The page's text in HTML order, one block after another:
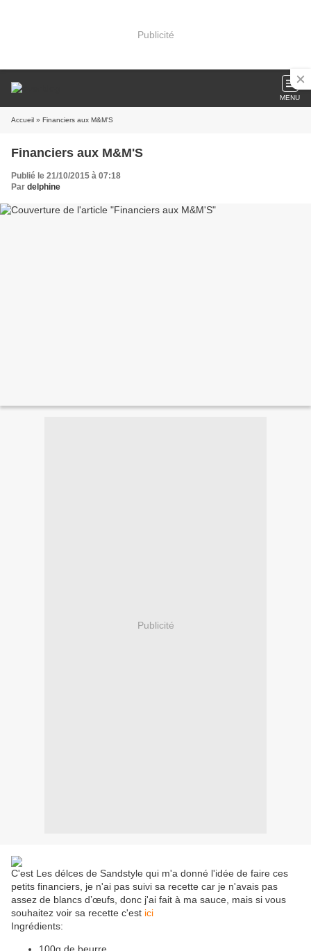
Publicité
MENU
Accueil » Financiers aux M&M'S
Financiers aux M&M'S
Publié le 21/10/2015 à 07:18
Par delphine
Publicité
C'est Les délces de Sandstyle qui m'a donné l'idée de faire ces
petits financiers, je n'ai pas suivi sa recette car je n'avais pas
assez de blancs d’œufs, donc j'ai fait à ma sauce, mais si vous
souhaitez voir sa recette c'est ici
Ingrédients: